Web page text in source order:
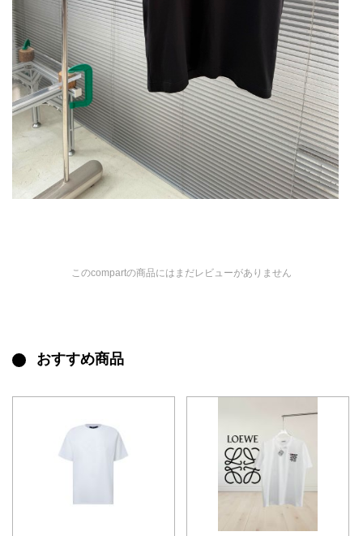
このcompartの商品にはまだレビューがありません
おすすめ商品